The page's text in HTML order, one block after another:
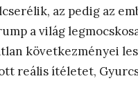
az pedig az
a világ
következményei
reális ítéletet,